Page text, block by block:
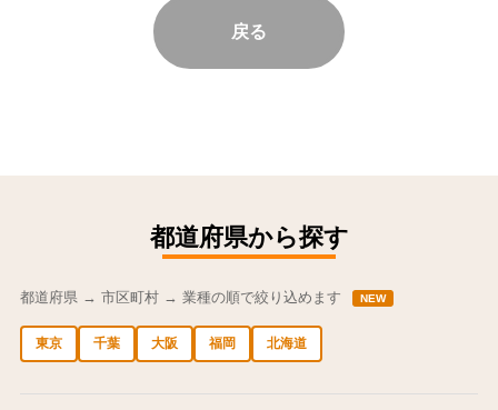
戻る
都道府県から探す
都道府県 → 市区町村 → 業種の順で絞り込めます NEW
東京 千葉 大阪 福岡 北海道